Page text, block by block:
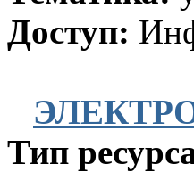
Доступ:
Тип